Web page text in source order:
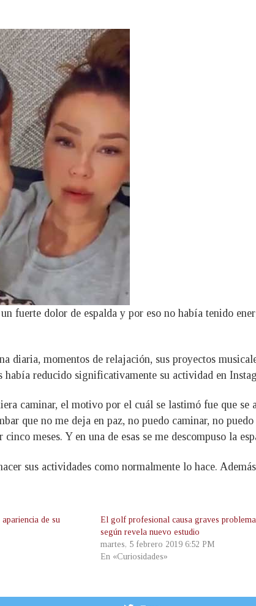
fuerte dolor de espalda y por eso no había tenido
diaria, momentos de relajación, sus proyectos
reducido significativamente su actividad en
caminar, el motivo por el cuál se lastimó fue que se
que no me deja en paz, no puedo caminar, no puedo
meses. Y en una de esas se me descompuso la
sus actividades como normalmente lo hace.
de su
El golf profesional causa graves
según revela nuevo estudio
martes, 5 febrero 2019 6:52 PM
En «Curiosidades»